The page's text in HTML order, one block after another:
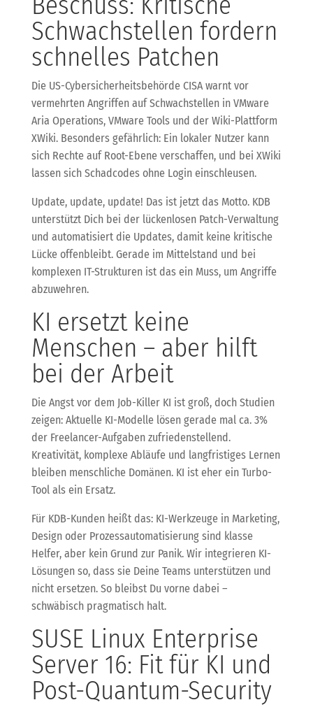
Schwachstellen fordern
schnelles Patchen
Die US-Cybersicherheitsbehörde CISA warnt vor
vermehrten Angriffen auf Schwachstellen in VMware
Aria Operations, VMware Tools und der Wiki-Plattform
XWiki. Besonders gefährlich: Ein lokaler Nutzer kann
sich Rechte auf Root-Ebene verschaffen, und bei XWiki
lassen sich Schadcodes ohne Login einschleusen.
Update, update, update! Das ist jetzt das Motto. KDB
unterstützt Dich bei der lückenlosen Patch-Verwaltung
und automatisiert die Updates, damit keine kritische
Lücke offenbleibt. Gerade im Mittelstand und bei
komplexen IT-Strukturen ist das ein Muss, um Angriffe
abzuwehren.
KI ersetzt keine
Menschen – aber hilft
bei der Arbeit
Die Angst vor dem Job-Killer KI ist groß, doch Studien
zeigen: Aktuelle KI-Modelle lösen gerade mal ca. 3%
der Freelancer-Aufgaben zufriedenstellend.
Kreativität, komplexe Abläufe und langfristiges Lernen
bleiben menschliche Domänen. KI ist eher ein Turbo-
Tool als ein Ersatz.
Für KDB-Kunden heißt das: KI-Werkzeuge in Marketing,
Design oder Prozessautomatisierung sind klasse
Helfer, aber kein Grund zur Panik. Wir integrieren KI-
Lösungen so, dass sie Deine Teams unterstützen und
nicht ersetzen. So bleibst Du vorne dabei –
schwäbisch pragmatisch halt.
SUSE Linux Enterprise
Server 16: Fit für KI und
Post-Quantum-Security